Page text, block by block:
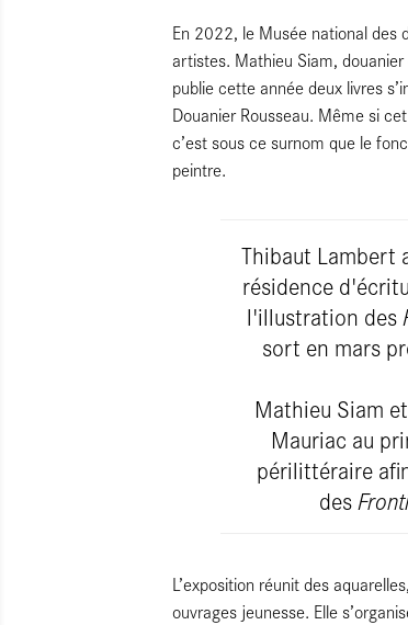
En 2022, le Musée national des
artistes. Mathieu Siam,
publie cette année deux livres
Douanier Rousseau. Même si
c’est sous ce surnom que le
peintre.
Thibaut Lambert
résidence
l'illustration des
sort en mars
Mathieu Siam
Mauriac au
périlittéraire
des
L’exposition réunit des
ouvrages jeunesse. Elle